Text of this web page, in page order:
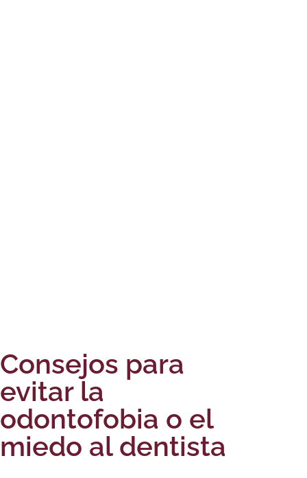
Consejos para
evitar la
odontofobia o el
miedo al dentista